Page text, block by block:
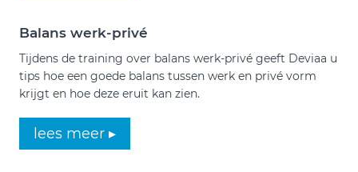
Balans werk-privé
Tijdens de training over balans werk-privé geeft Deviaa u
tips hoe een goede balans tussen werk en privé vorm
krijgt en hoe deze eruit kan zien.
lees meer ▸